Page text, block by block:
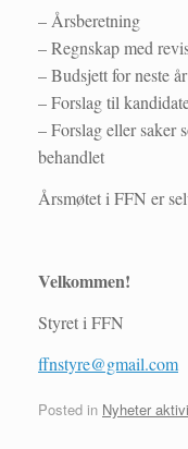
– Årsberetning
– Regnskap med
– Budsjett for neste år
– Forslag til
– Forslag eller saker
behandlet
Årsmøtet i FFN er
Velkommen!
Styret i FFN
ffnstyre@gmail.com
Posted in Nyheter